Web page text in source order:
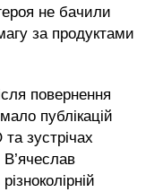
не бачили
за продуктами
повернення
публікацій
зустрічах